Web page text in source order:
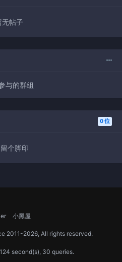
无帖子
与的群組
0 位
留个脚印
小黑屋
2011-2026, All rights reserved.
second(s), 30 queries.